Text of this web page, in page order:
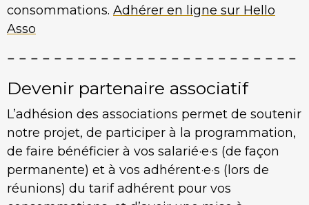
consommations. Adhérer en ligne sur Hello
Asso
Devenir partenaire associatif
L’adhésion des associations permet de soutenir
notre projet, de participer à la programmation,
de faire bénéficier à vos salarié·e·s (de façon
permanente) et à vos adhérent·e·s (lors de
réunions) du tarif adhérent pour vos